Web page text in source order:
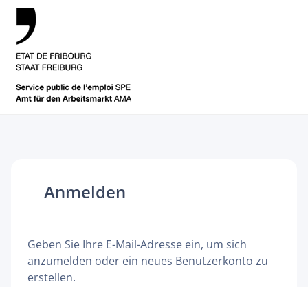
Anmelden
Geben Sie Ihre E-Mail-Adresse ein, um sich
anzumelden oder ein neues Benutzerkonto zu
erstellen.